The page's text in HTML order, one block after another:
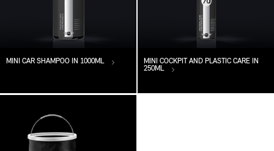
MINI CAR SHAMPOO IN 1000ML
MINI COCKPIT AND PLASTIC CARE IN
250ML